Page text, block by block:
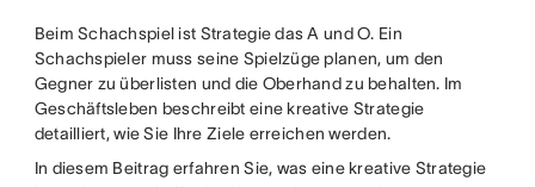
Beim Schachspiel ist Strategie das A und O. Ein
Schachspieler muss seine Spielzüge planen, um den
Gegner zu überlisten und die Oberhand zu behalten. Im
Geschäftsleben beschreibt eine kreative Strategie
detailliert, wie Sie Ihre Ziele erreichen werden.
In diesem Beitrag erfahren Sie, was eine kreative Strategie